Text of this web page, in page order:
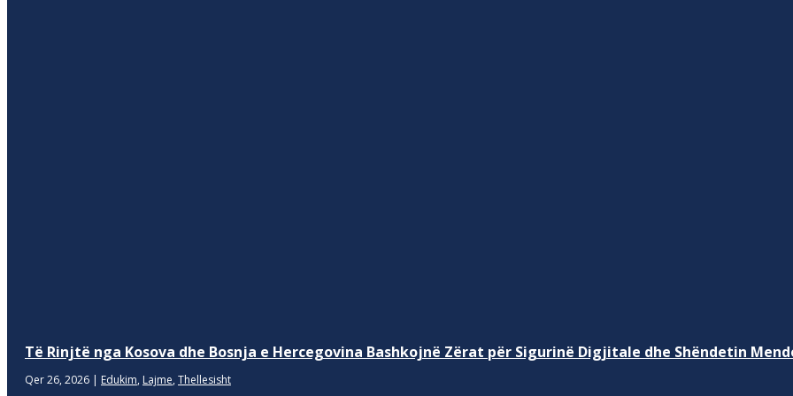
Të Rinjtë nga Kosova dhe Bosnja e Hercegovina Bashkojnë Zërat për Sigurinë Digjitale dhe Shëndetin
Qer 26, 2026 | Edukim, Lajme, Thellesisht